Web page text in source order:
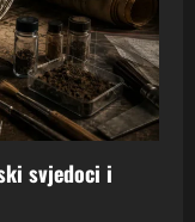
svjedoci i